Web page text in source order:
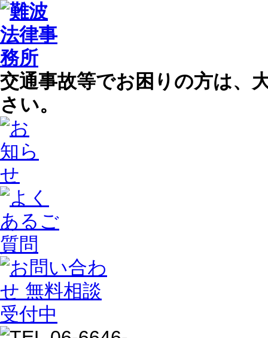
交通事故等でお困りの方は、
さい。